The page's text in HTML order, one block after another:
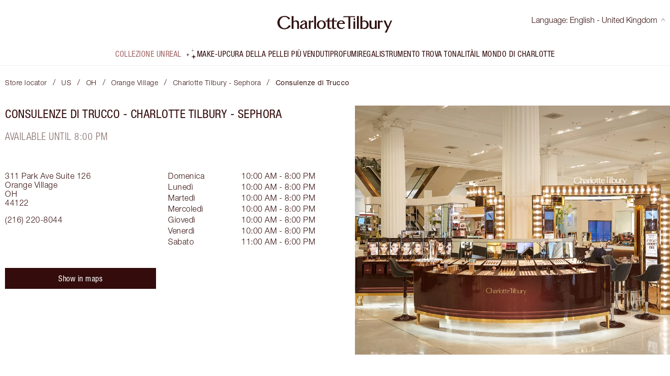
Language: English - United Kingdom
COLLEZIONE UNREAL MAKE-UPCURA DELLA PELLEI PIÙ VENDUTIPROFUMIREGALISTRUMENTO TROVA TONALITÀIL MONDO DI CHARLOTTE
Store locator / US / OH / Orange Village / Charlotte Tilbury - Sephora / Consulenze di Trucco
CONSULENZE DI TRUCCO - CHARLOTTE TILBURY - SEPHORA
AVAILABLE UNTIL 8:00 PM
311 Park Ave Suite 126
Orange Village
OH
44122
(216) 220-8044
Domenica
10:00 AM - 8:00 PM
Lunedì
10:00 AM - 8:00 PM
Martedì
10:00 AM - 8:00 PM
Mercoledì
10:00 AM - 8:00 PM
Giovedì
10:00 AM - 8:00 PM
Venerdì
10:00 AM - 8:00 PM
Sabato
11:00 AM - 6:00 PM
Show in maps